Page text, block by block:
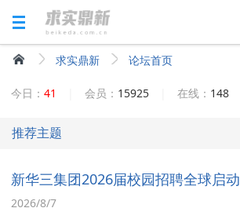
求实鼎新 论坛首页
今日： 41 会员： 15925 在线： 148
推荐主题
新华三集团2026届校园招聘全球启动
2026/8/7